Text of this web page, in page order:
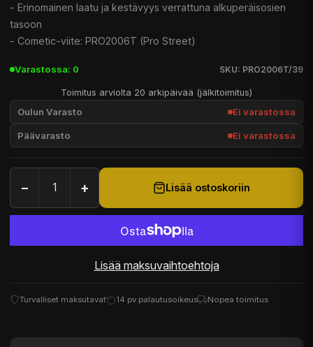
- Erinomainen laatu ja kestävyys verrattuna alkuperäisosien
tasoon
- Cometic-viite: PRO2006T (Pro Street)
Varastossa: 0 SKU: PRO2006T/39
Toimitus arviolta 20 arkipäivää (jälkitoimitus)
Oulun Varasto Ei varastossa
Päävarasto Ei varastossa
− + Lisää ostoskoriin
Lisää maksuvaihtoehtoja
Turvalliset maksutavat 14 pv palautusoikeus Nopea toimitus